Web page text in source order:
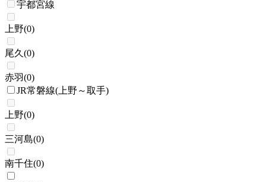
宇都宮線
上野(0)
尾久 (0)
赤羽(0)
JR常磐線(上野～取手)
上野(0)
三河島(0)
南千住(0)